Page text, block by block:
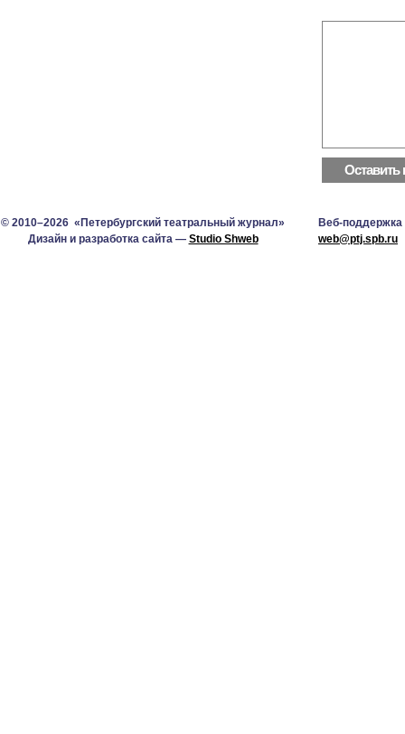
© 2010–2026 «Петербургский театральный журнал»
Дизайн и разработка сайта — Studio Shweb
Веб-поддержка
web@ptj.spb.ru